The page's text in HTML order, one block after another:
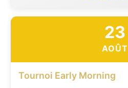
23
AOÛT
Tournoi Early Morning